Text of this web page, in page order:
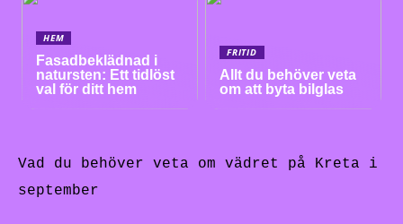
HEM
Fasadbeklädnad i
natursten: Ett tidlöst
val för ditt hem
FRITID
Allt du behöver veta
om att byta bilglas
Vad du behöver veta om vädret på Kreta i
september